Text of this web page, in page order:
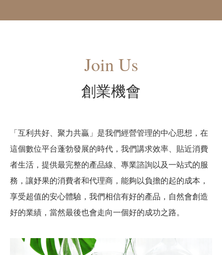
Join Us
創業機會
「互利共好、聚力共贏」是我們經營管理的中心思想，在
這個數位平台蓬勃發展的時代，我們講求效率、貼近消費
者生活，提供最完整的產品線、專業諮詢以及一站式的服
務，讓妤果的消費者和代理商，能夠以負擔的起的成本，
享受超值的安心體驗，我們相信有好的產品，自然會創造
好的業績，當然最後也會走向一個好的成功之路。